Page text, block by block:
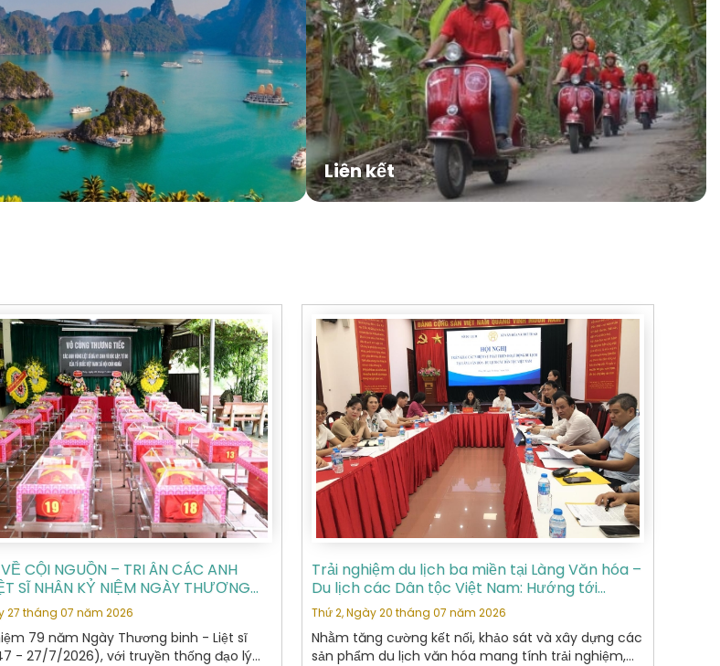
Liên kết
CỘI NGUỒN – TRI ÂN CÁC ANH
SĨ NHÂN KỶ NIỆM NGÀY THƯƠNG
SĨ 27/7
27 tháng 07 năm 2026
79 năm Ngày Thương binh - Liệt sĩ
- 27/7/2026), với truyền thống đạo lý
Trải nghiệm du lịch ba miền tại Làng Văn hóa –
Du lịch các Dân tộc Việt Nam: Hướng tới
những sản phẩm du lịch văn hóa đặc sắc
Thứ 2, Ngày 20 tháng 07 năm 2026
Nhằm tăng cường kết nối, khảo sát và xây dựng các
sản phẩm du lịch văn hóa mang tính trải nghiệm,